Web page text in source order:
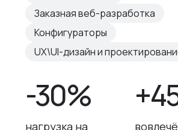
Заказная веб-разработка
Конфигураторы
UX\UI-дизайн и
-30%
нагрузка на